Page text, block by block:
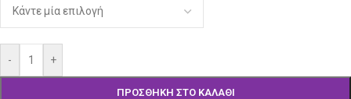
- +
ΠΡΟΣΘΉΚΗ ΣΤΟ ΚΑΛΆΘΙ